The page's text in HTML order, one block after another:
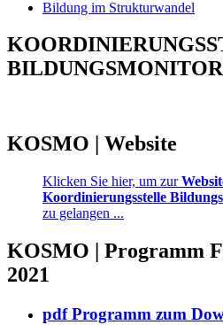
Bildung im Strukturwandel
KOSMO | Website
Klicken Sie hier, um zur
Koordinierungsstelle
zu gelangen ...
KOSMO | Programm
2021
pdf Programm zum